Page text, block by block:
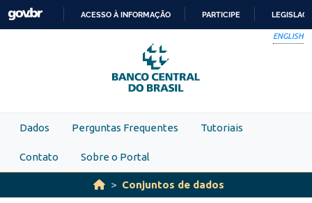
Skip to main content
PARA
O
CONTEÚDO
ACESSO À INFORMAÇÃO PARTICIPE
ENGLISH
Dados Perguntas Frequentes Tutoriais
Contato Sobre o Portal
Conjuntos de dados